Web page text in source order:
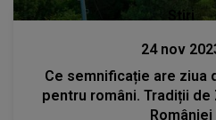
Stiri
24 nov
Ce semnificație are ziua
pentru români. Tradiții de
României